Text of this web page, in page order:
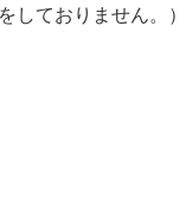
ておりません。）